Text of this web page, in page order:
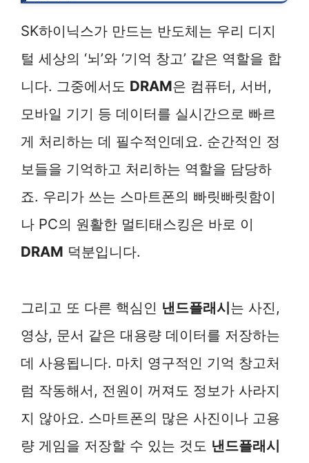
SK하이닉스가 만드는 반도체는 우리 디지
털 세상의 ‘뇌’와 ‘기억 창고’ 같은 역할을 합
니다. 그중에서도 DRAM은 컴퓨터, 서버,
모바일 기기 등 데이터를 실시간으로 빠르
게 처리하는 데 필수적인데요. 순간적인 정
보들을 기억하고 처리하는 역할을 담당하
죠. 우리가 쓰는 스마트폰의 빠릿빠릿함이
나 PC의 원활한 멀티태스킹은 바로 이
DRAM 덕분입니다.
그리고 또 다른 핵심인 낸드플래시는 사진,
영상, 문서 같은 대용량 데이터를 저장하는
데 사용됩니다. 마치 영구적인 기억 창고처
럼 작동해서, 전원이 꺼져도 정보가 사라지
지 않아요. 스마트폰의 많은 사진이나 고용
량 게임을 저장할 수 있는 것도 낸드플래시